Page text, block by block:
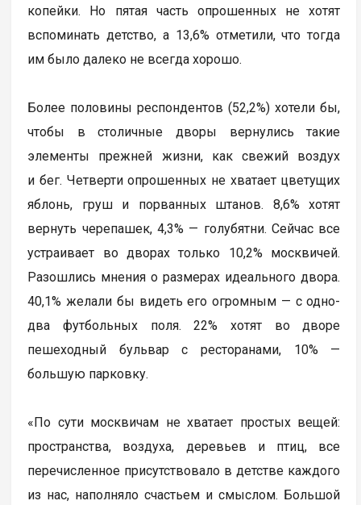
копейки. Но пятая часть опрошенных не хотят
вспоминать детство, а 13,6% отметили, что тогда
им было далеко не всегда хорошо.
Более половины респондентов (52,2%) хотели бы,
чтобы в столичные дворы вернулись такие
элементы прежней жизни, как свежий воздух
и бег. Четверти опрошенных не хватает цветущих
яблонь, груш и порванных штанов. 8,6% хотят
вернуть черепашек, 4,3% — голубятни. Сейчас все
устраивает во дворах только 10,2% москвичей.
Разошлись мнения о размерах идеального двора.
40,1% желали бы видеть его огромным — с одно-
два футбольных поля. 22% хотят во дворе
пешеходный бульвар с ресторанами, 10% —
большую парковку.
«По сути москвичам не хватает простых вещей:
пространства, воздуха, деревьев и птиц, все
перечисленное присутствовало в детстве каждого
из нас, наполняло счастьем и смыслом. Большой